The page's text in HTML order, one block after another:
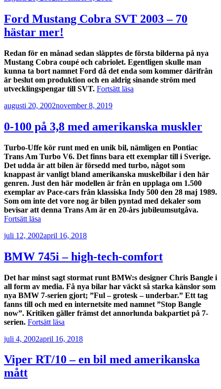
Ford Mustang Cobra SVT 2003 – 70
hästar mer!
Redan för en månad sedan släpptes de första bilderna på nya
Mustang Cobra coupé och cabriolet. Egentligen skulle man
kunna ta bort namnet Ford då det enda som kommer därifrån
är beslut om produktion och en aldrig sinande ström med
utvecklingspengar till SVT. Fortsätt läsa
2003
–
hästar
mer!”
Publicerat
augusti 20, 2002november 8, 2019
0-100 på 3,8 med amerikanska muskler
Turbo-Uffe kör runt med en unik bil, nämligen en Pontiac
Trans Am Turbo V6. Det finns bara ett exemplar till i Sverige.
Det udda är att bilen är försedd med turbo, något som
knappast är vanligt bland amerikanska muskelbilar i den här
genren. Just den här modellen är från en upplaga om 1.500
exemplar av Pace-cars från klassiska Indy 500 den 28 maj 1989.
Som om inte det vore nog är bilen pyntad med dekaler som
bevisar att denna Trans Am är en 20-års jubileumsutgåva.
Fortsätt läsa
på
med
amerikanska
Publicerat
juli 12, 2002april 16, 2018
BMW 745i – high-tech-comfort
Det har minst sagt stormat runt BMW:s designer Chris Bangle i
all form av media. Få nya bilar har väckt så starka känslor som
nya BMW 7-serien gjort; ”Ful – grotesk – underbar.” Ett tag
fanns till och med en internetsite med namnet ”Stop Bangle
now”. Kritiken gäller främst det annorlunda bakpartiet på 7-
serien. Fortsätt läsa
–
tech-
comfort”
Publicerat
juli 4, 2002april 16, 2018
Viper RT/10 – en bil med amerikanska
mått